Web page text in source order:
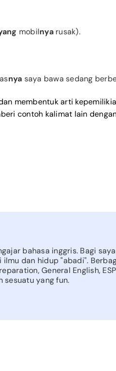
mobilnya rusak).
nya saya bawa sedang
membentuk arti
contoh kalimat lain
bahasa inggris. Bagi saya
dan hidup "abadi".
General English, ESP
sesuatu yang fun.